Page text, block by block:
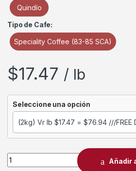
Quindío
Tipo de Cafe:
Speciality Coffee (83-85 SCA)
$17.47 / lb
Seleccione una opción
Añadir